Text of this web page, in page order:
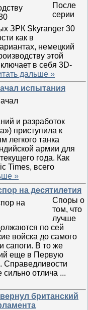
После
серии
ЗРК Skyranger 30
как в
немецкий
этой
в себя 3D-
дальше »
испытания
и разработок
приступила к
легкого танка
армии для
года. Как
Times, всего
»
на десятилетия
Споры о
том, что
лучше
по сей
войска до самого
сапоги. В то же
еще в Первую
Справедливости
сильно отлича ...
британский